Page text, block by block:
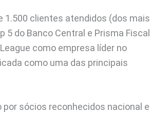
1.500 clientes atendidos (dos mais
5 do Banco Central e Prisma Fiscal
como empresa líder no
como uma das principais
sócios reconhecidos nacional e